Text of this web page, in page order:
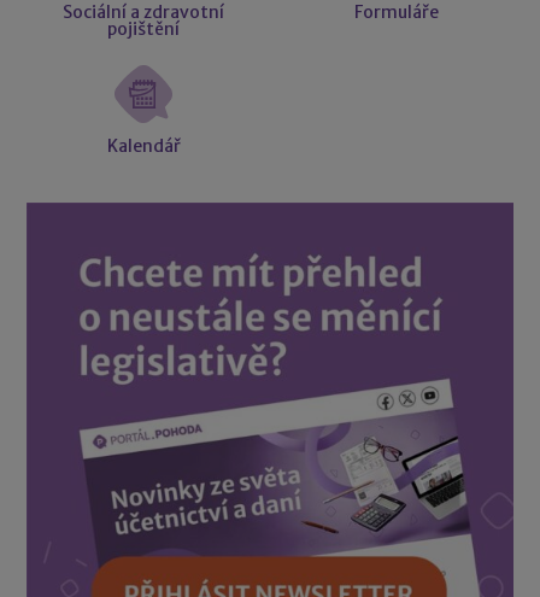
Sociální a zdravotní
pojištění
Formuláře
Kalendář